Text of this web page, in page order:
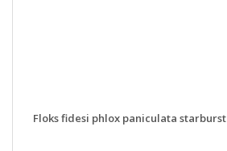
DETAYLAR
Floks fidesi phlox paniculata starburst